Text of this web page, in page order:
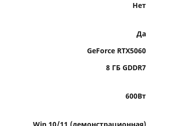
Нет
Да
GeForce RTX5060
8 ГБ GDDR7
600Вт